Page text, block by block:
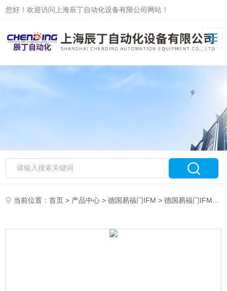
您好！欢迎访问上海辰丁自动化设备有限公司网站！
当前位置：首页 > 产品中心 >德国易福门IFM >德国易福门IFM现货系列